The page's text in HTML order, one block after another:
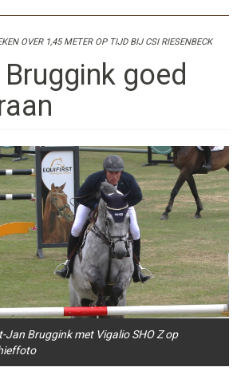
OVER 1,45 METER OP TIJD BIJ CSI RIESENBECK
goed
Jan Bruggink met Vigalio SHO Z op